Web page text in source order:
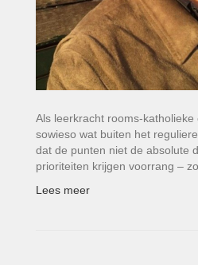
Als leerkracht rooms-katholieke
sowieso wat buiten het
dat de punten niet de absolute
prioriteiten krijgen voorrang –
Lees meer